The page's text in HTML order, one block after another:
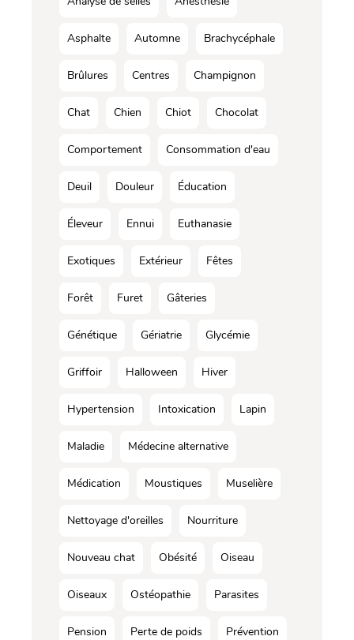
Asphalte Automne Brachycéphale
Brûlures Centres Champignon
Chat Chien Chiot Chocolat
Comportement Consommation d'eau
Deuil Douleur Éducation
Éleveur Ennui Euthanasie
Exotiques Extérieur Fêtes
Forêt Furet Gâteries
Génétique Gériatrie Glycémie
Griffoir Halloween Hiver
Hypertension Intoxication Lapin
Maladie Médecine alternative
Médication Moustiques Muselière
Nettoyage d'oreilles Nourriture
Nouveau chat Obésité Oiseau
Oiseaux Ostéopathie Parasites
Pension Perte de poids Prévention